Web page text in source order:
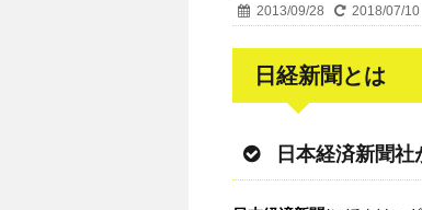
2013/09/28 2018/07/10
日経新聞とは
日本経済新聞